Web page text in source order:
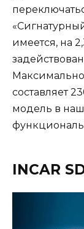
имеется, на
составляет
модель в
INCAR